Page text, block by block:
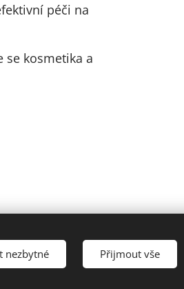
péči na
se kosmetika a
Cookies
nezbytné Přijmout vše